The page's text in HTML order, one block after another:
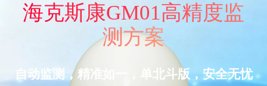
海克斯康GM01高精度监
测方案
自动监测，精准如一，单北斗版，安全无忧